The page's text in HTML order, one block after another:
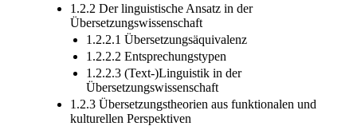
1.2.2 Der linguistische Ansatz in der
Übersetzungswissenschaft
1.2.2.1 Übersetzungsäquivalenz
1.2.2.2 Entsprechungstypen
1.2.2.3 (Text-)Linguistik in der
Übersetzungswissenschaft
1.2.3 Übersetzungstheorien aus funktionalen und
kulturellen Perspektiven